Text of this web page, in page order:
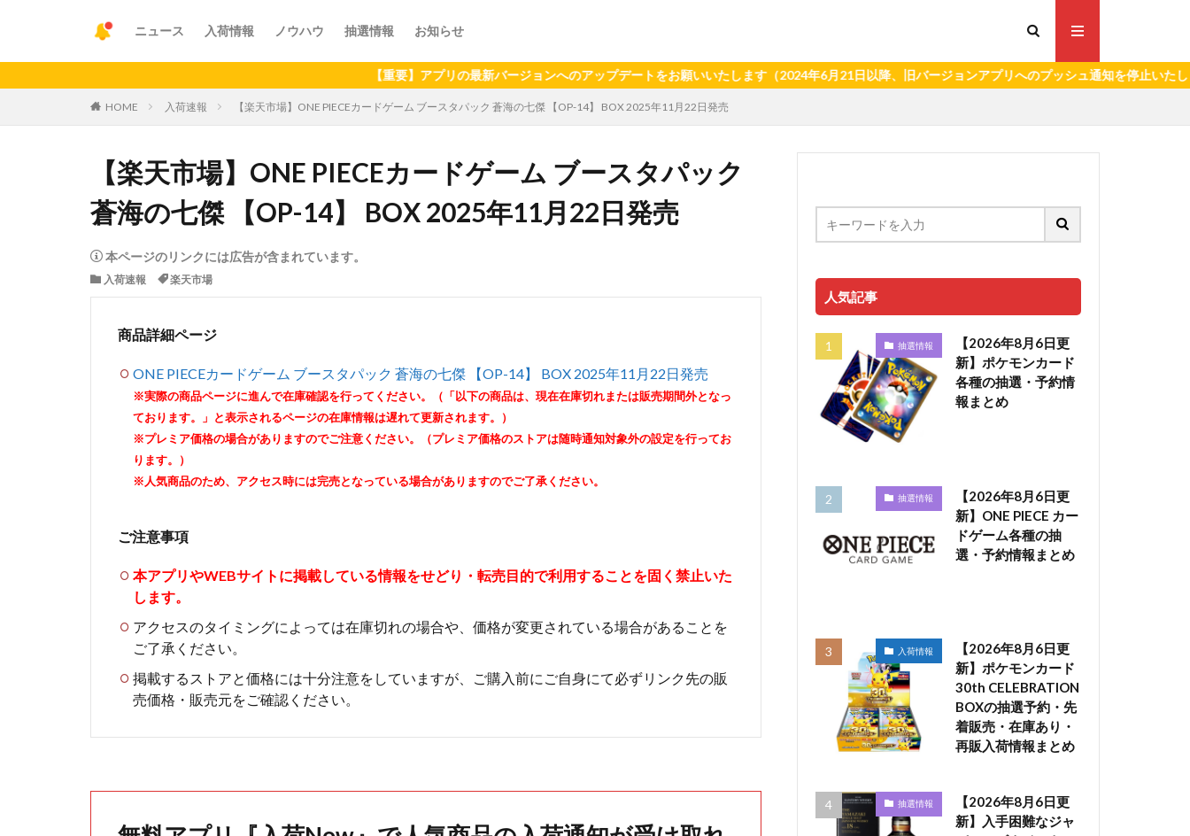
ニュース 入荷情報 ノウハウ 抽選情報 お知らせ
【重要】アプリの最新バージョンへのアップデートをお願いいたします（2024年6月21日以降、旧バージョンアプリへのプッシュ通知を停止いたします。）
HOME 入荷速報 【楽天市場】ONE PIECEカードゲーム ブースタパック 蒼海の七傑 【OP-14】 BOX 2025年11月22日発売
【楽天市場】ONE PIECEカードゲーム ブースタパック
蒼海の七傑 【OP-14】 BOX 2025年11月22日発売
本ページのリンクには広告が含まれています。
入荷速報 楽天市場
商品詳細ページ
ONE PIECEカードゲーム ブースタパック 蒼海の七傑 【OP-14】 BOX 2025年11月22日発売
※実際の商品ページに進んで在庫確認を行ってください。（「以下の商品は、現在在庫切れまたは販売期間外となっ
ております。」と表示されるページの在庫情報は遅れて更新されます。）
※プレミア価格の場合がありますのでご注意ください。（プレミア価格のストアは随時通知対象外の設定を行ってお
ります。）
※人気商品のため、アクセス時には完売となっている場合がありますのでご了承ください。
ご注意事項
本アプリやWEBサイトに掲載している情報をせどり・転売目的で利用することを固く禁止いた
します。
アクセスのタイミングによっては在庫切れの場合や、価格が変更されている場合があることを
ご了承ください。
掲載するストアと価格には十分注意をしていますが、ご購入前にご自身にて必ずリンク先の販
売価格・販売元をご確認ください。
人気記事
抽選情報
【2026年8月6日更
新】ポケモンカード
各種の抽選・予約情
報まとめ
抽選情報
【2026年8月6日更
新】ONE PIECE カー
ドゲーム各種の抽
選・予約情報まとめ
入荷情報
【2026年8月6日更
新】ポケモンカード
30th CELEBRATION
BOXの抽選予約・先
着販売・在庫あり・
再販入荷情報まとめ
抽選情報
【2026年8月6日更
新】入手困難なジャ